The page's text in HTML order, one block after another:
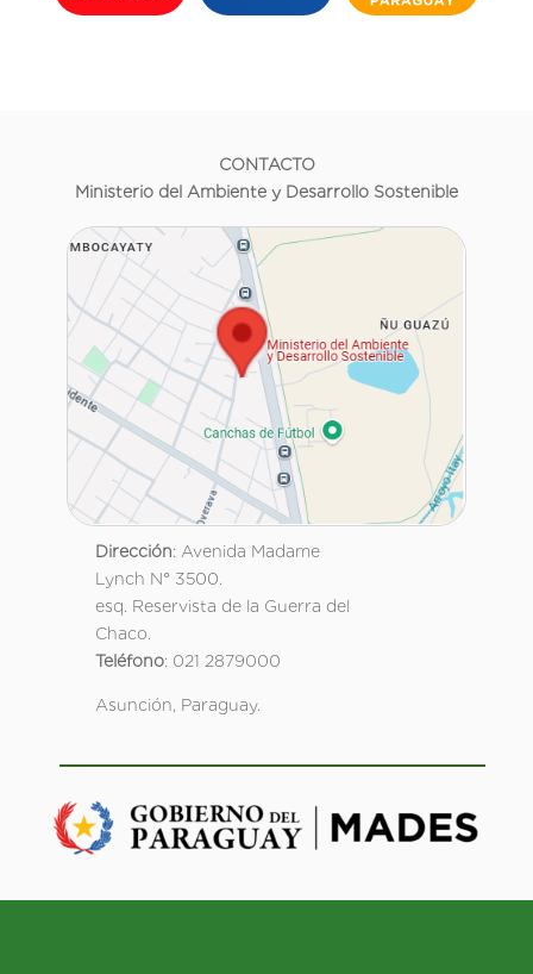
CONTACTO
Ministerio del Ambiente y Desarrollo Sostenible
Dirección: Avenida Madame
Lynch N° 3500.
esq. Reservista de la Guerra del
Chaco.
Teléfono: 021 2879000
Asunción, Paraguay.